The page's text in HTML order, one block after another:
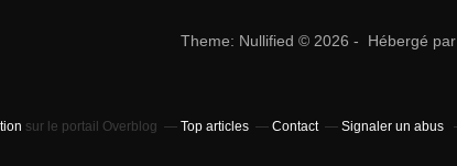
Theme: Nullified © 2026 - Hébergé par
sur le portail Overblog Top articles Contact Signaler un abus